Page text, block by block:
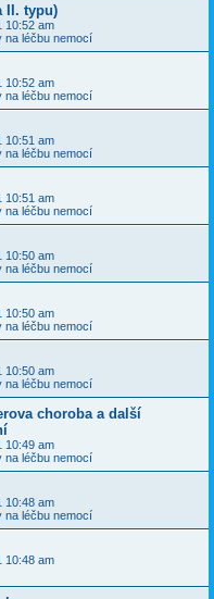
II. typu)
10:52 am
na léčbu nemocí
10:52 am
na léčbu nemocí
10:51 am
na léčbu nemocí
10:51 am
na léčbu nemocí
10:50 am
na léčbu nemocí
10:50 am
na léčbu nemocí
10:50 am
na léčbu nemocí
choroba a další
10:49 am
na léčbu nemocí
10:48 am
na léčbu nemocí
10:48 am